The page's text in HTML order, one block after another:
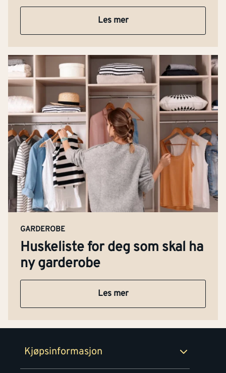
Les mer
GARDEROBE
Huskeliste for deg som skal ha
ny garderobe
Les mer
Kjøpsinformasjon
Kjøpsbetingelser
Betaling
Retur- og angrerettsskjema
Tjenester
Medlemsavtaler
Om Montér
Byggevarehus og åpningstider
Prismatch
100% fornøydgaranti
Personvern